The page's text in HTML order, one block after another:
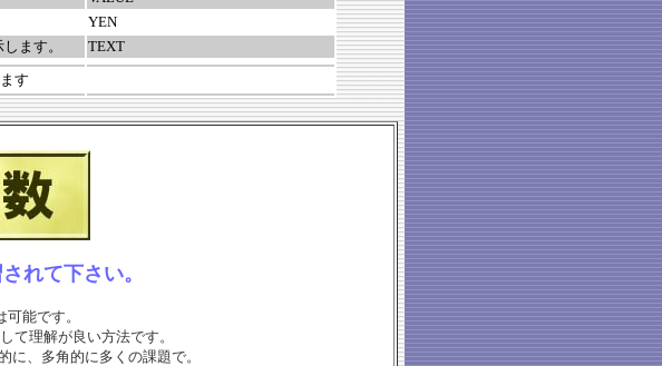
YEN
ます。
TEXT
す
れて下さい。
能です。
て理解が良い方法です。
多角的に多くの課題で。